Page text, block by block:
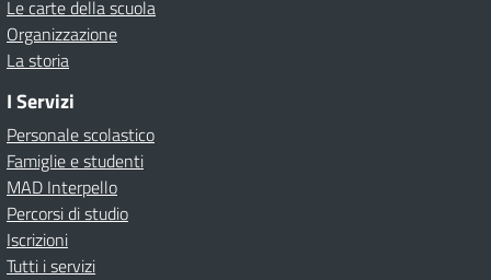
Le carte della scuola
Organizzazione
La storia
I Servizi
Personale scolastico
Famiglie e studenti
MAD Interpello
Percorsi di studio
Iscrizioni
Tutti i servizi